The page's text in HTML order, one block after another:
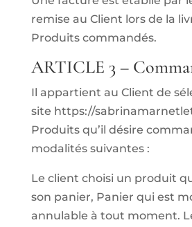
remise au Client lors de la
Produits commandés.
ARTICLE 3 –
Il appartient au Client de
site https://
Produits qu’il désire
modalités suivantes :
Le client choisi un produit
son panier, Panier qui est
annulable à tout moment.